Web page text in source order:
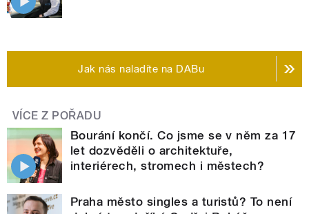
Jak nás naladíte na DABu
VÍCE Z POŘADU
Bourání končí. Co jsme se v něm za 17
let dozvěděli o architektuře,
interiérech, stromech i městech?
Praha město singles a turistů? To není